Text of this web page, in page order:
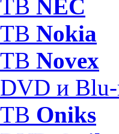
NEC
Nokia
Novex
и
Oniks